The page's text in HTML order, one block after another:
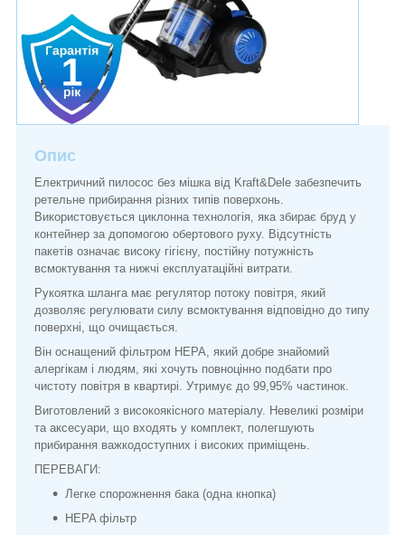
Опис
Електричний пилосос без мішка від Kraft&Dele забезпечить
ретельне прибирання різних типів поверхонь.
Використовується циклонна технологія, яка збирає бруд у
контейнер за допомогою обертового руху. Відсутність
пакетів означає високу гігієну, постійну потужність
всмоктування та нижчі експлуатаційні витрати.
Рукоятка шланга має регулятор потоку повітря, який
дозволяє регулювати силу всмоктування відповідно до типу
поверхні, що очищається.
Він оснащений фільтром HEPA, який добре знайомий
алергікам і людям, які хочуть повноцінно подбати про
чистоту повітря в квартирі. Утримує до 99,95% частинок.
Виготовлений з високоякісного матеріалу. Невеликі розміри
та аксесуари, що входять у комплект, полегшують
прибирання важкодоступних і високих приміщень.
ПЕРЕВАГИ:
Легке спорожнення бака (одна кнопка)
HEPA фільтр